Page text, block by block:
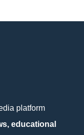
platform
educational